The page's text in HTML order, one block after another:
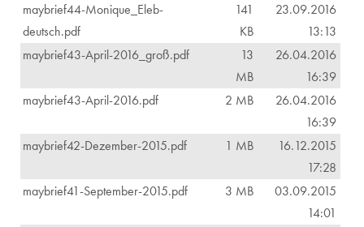
maybrief44-Monique_Eleb-
deutsch.pdf
141
KB
23.09.2016
13:13
maybrief43-April-2016_groß.pdf
13
MB
26.04.2016
16:39
maybrief43-April-2016.pdf
2 MB
26.04.2016
16:39
maybrief42-Dezember-2015.pdf
1 MB
16.12.2015
17:28
maybrief41-September-2015.pdf
3 MB
03.09.2015
14:01